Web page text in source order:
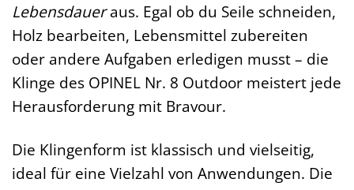
Lebensdaueraus. Egal ob du Seile schneiden,
Holz bearbeiten, Lebensmittel zubereiten
oder andere Aufgaben erledigen musst – die
Klinge des OPINEL Nr. 8 Outdoor meistert jede
Herausforderung mit Bravour.
Die Klingenform ist klassisch und vielseitig,
ideal für eine Vielzahl von Anwendungen. Die